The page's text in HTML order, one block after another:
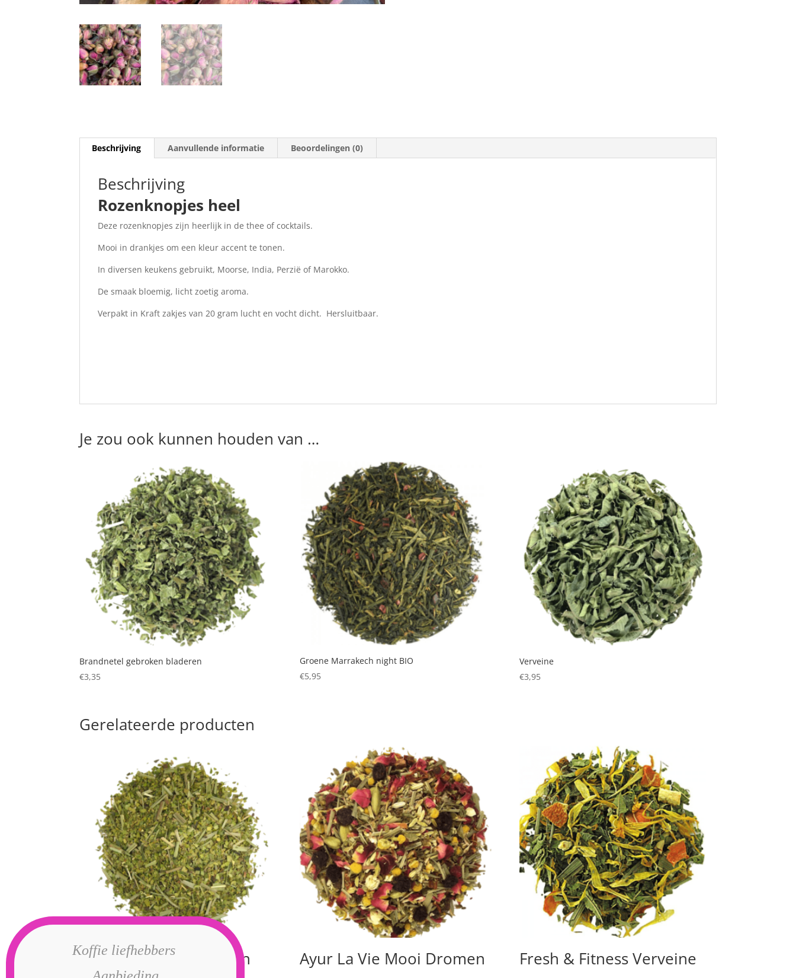
Beschrijving Aanvullende informatie Beoordelingen (0)
Beschrijving
Rozenknopjes heel
Deze rozenknopjes zijn heerlijk in de thee of cocktails.
Mooi in drankjes om een kleur accent te tonen.
In diversen keukens gebruikt, Moorse, India, Perzië of Marokko.
De smaak bloemig, licht zoetig aroma.
Verpakt in Kraft zakjes van 20 gram lucht en vocht dicht. Hersluitbaar.
Je zou ook kunnen houden van …
Brandnetel gebroken bladeren
€3,35
Groene Marrakech night BIO
€5,95
Verveine
€3,95
Gerelateerde producten
Inka Mate power lemon Ayur La Vie Mooi Dromen Fresh & Fitness Verveine
Koffie liefhebbers